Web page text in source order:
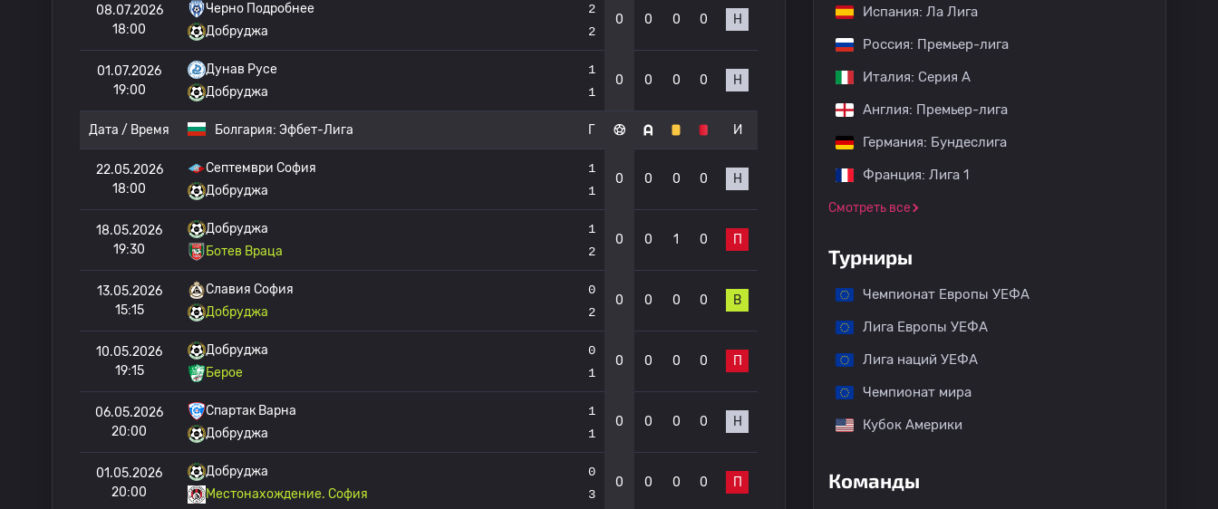
08.07.2026
18:00
Черно Подробнее
Добруджа
2
2
0 0 0 0 Н
01.07.2026
19:00
Дунав Русе
Добруджа
1
1
0 0 0 0 Н
Дата / Время Болгария: Эфбет-Лига Г И
22.05.2026
18:00
Септември София
Добруджа
1
1
0 0 0 0 Н
18.05.2026
19:30
Добруджа
Ботев Враца
1
2
0 0 1 0 П
13.05.2026
15:15
Славия София
Добруджа
0
2
0 0 0 0 В
10.05.2026
19:15
Добруджа
Берое
0
1
0 0 0 0 П
06.05.2026
20:00
Спартак Варна
Добруджа
1
1
0 0 0 0 Н
01.05.2026
20:00
Добруджа
Местонахождение. София
0
3
0 0 0 0 П
Испания: Ла Лига
Россия: Премьер-лига
Италия: Серия А
Англия: Премьер-лига
Германия: Бундеслига
Франция: Лига 1
Смотреть все
Турниры
Чемпионат Европы УЕФА
Лига Европы УЕФА
Лига наций УЕФА
Чемпионат мира
Кубок Америки
Команды